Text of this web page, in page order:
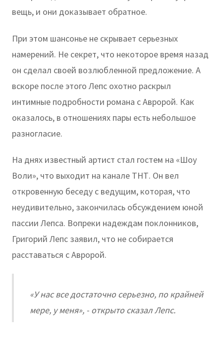
вещь, и они доказывает обратное.
При этом шансонье не скрывает серьезных
намерений. Не секрет, что некоторое время назад
он сделал своей возлюбленной предложение. А
вскоре после этого Лепс охотно раскрыл
интимные подробности романа с Авророй. Как
оказалось, в отношениях пары есть небольшое
разногласие.
На днях известный артист стал гостем на «Шоу
Воли», что выходит на канале ТНТ. Он вел
откровенную беседу с ведущим, которая, что
неудивительно, закончилась обсуждением юной
пассии Лепса. Вопреки надеждам поклонников,
Григорий Лепс заявил, что не собирается
расставаться с Авророй.
«У нас все достаточно серьезно, по крайней
мере, у меня», - открыто сказал Лепс.